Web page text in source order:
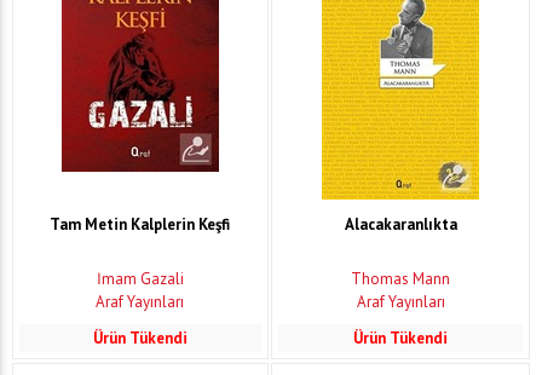
Tam Metin Kalplerin Keşfi
İmam Gazali
Araf Yayınları
Ürün Tükendi
Alacakaranlıkta
Thomas Mann
Araf Yayınları
Ürün Tükendi